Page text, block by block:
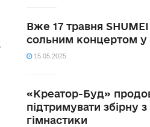
Вже 17 травня
сольним концертом у
15.05.2025
«Креатор-Буд»
підтримувати збірну
гімнастики